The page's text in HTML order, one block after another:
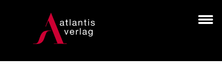
Navigation
springen
springen